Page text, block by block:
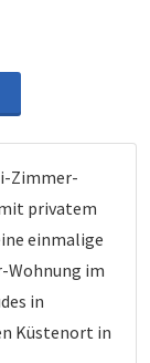
Zimmer-
privatem
einmalige
Wohnung im
in
Küstenort in